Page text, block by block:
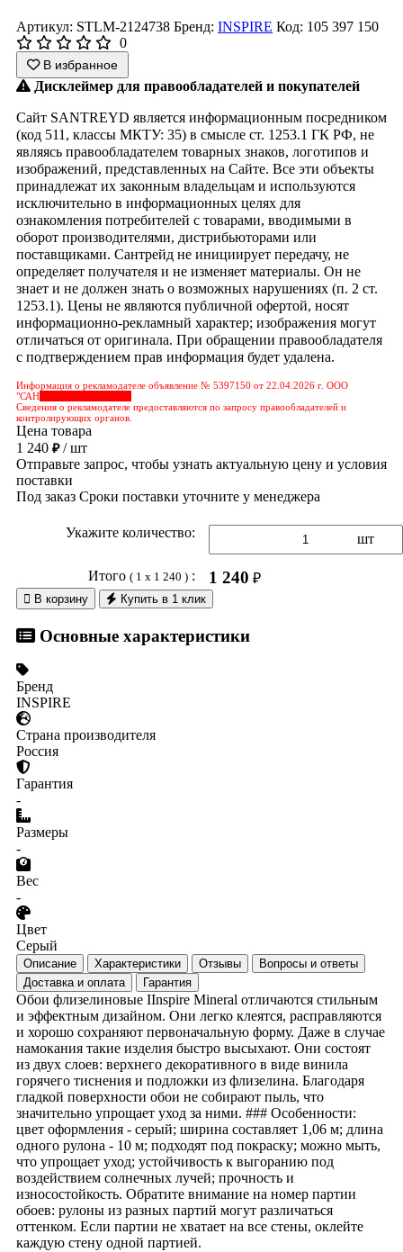
Артикул: STLM-2124738 Бренд: INSPIRE Код: 105 397 150
0
В избранное
Дисклеймер для правообладателей и покупателей
Сайт SANTREYD является информационным посредником
(код 511, классы МКТУ: 35) в смысле ст. 1253.1 ГК РФ, не
являясь правообладателем товарных знаков, логотипов и
изображений, представленных на Сайте. Все эти объекты
принадлежат их законным владельцам и используются
исключительно в информационных целях для
ознакомления потребителей с товарами, вводимыми в
оборот производителями, дистрибьюторами или
поставщиками. Сантрейд не инициирует передачу, не
определяет получателя и не изменяет материалы. Он не
знает и не должен знать о возможных нарушениях (п. 2 ст.
1253.1). Цены не являются публичной офертой, носят
информационно-рекламный характер; изображения могут
отличаться от оригинала. При обращении правообладателя
с подтверждением прав информация будет удалена.
Информация о рекламодателе объявление № 5397150 от 22.04.2026 г. ООО
"САН
Сведения о рекламодателе предоставляются по запросу правообладателей и
контролирующих органов.
Цена товара
1 240 ₽/ шт
Отправьте запрос, чтобы узнать актуальную цену и условия
поставки
Под заказ Сроки поставки уточните у менеджера
Укажите количество: шт
Итого ( 1 x 1 240 ): 1 240 ₽
 В корзину Купить в 1 клик
Основные характеристики
Бренд
INSPIRE
Страна производителя
Россия
Гарантия
-
Размеры
-
Вес
-
Цвет
Серый
Описание Характеристики Отзывы
Вопросы и ответы
Доставка и оплата
Гарантия
Обои флизелиновые IInspire Mineral отличаются стильным
и эффектным дизайном. Они легко клеятся, расправляются
и хорошо сохраняют первоначальную форму. Даже в случае
намокания такие изделия быстро высыхают. Они состоят
из двух слоев: верхнего декоративного в виде винила
горячего тиснения и подложки из флизелина. Благодаря
гладкой поверхности обои не собирают пыль, что
значительно упрощает уход за ними. ### Особенности:
цвет оформления - серый; ширина составляет 1,06 м; длина
одного рулона - 10 м; подходят под покраску; можно мыть,
что упрощает уход; устойчивость к выгоранию под
воздействием солнечных лучей; прочность и
износостойкость. Обратите внимание на номер партии
обоев: рулоны из разных партий могут различаться
оттенком. Если партии не хватает на все стены, оклейте
каждую стену одной партией.